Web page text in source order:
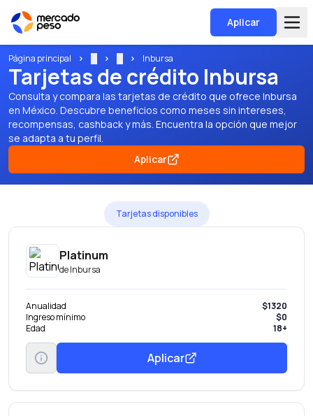
Aplicar
Página principal Inbursa
Tarjetas de crédito Inbursa
Consulta y compara las tarjetas de crédito que ofrece Inbursa
en México. Descubre beneficios como meses sin intereses,
recompensas, cashback y más. Encuentra la opción que mejor
se adapta a tu perfil.
Aplicar
Tarjetas disponibles
Platinum
deInbursa
Anualidad
$1320
Ingreso mínimo
$0
Edad
18+
Aplicar